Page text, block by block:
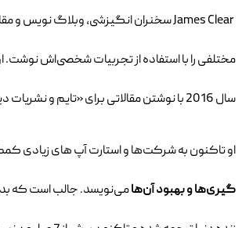
James Clear
مختلفی را با استفاده از تجربیات شخصی‌اش نوشت.
سال 2016 با نوشتن مقالاتی برای «تایم و نشریات دیگر» در بین تیم‌ها و لیگ‌های ورزشی هم شهرت پیدا کرد و سرانجام در سال 2017 توانست
او تاکنون به شرکت‌ها و استارت آپ های زیادی
گیری‌ها و بهبود آن‌ها